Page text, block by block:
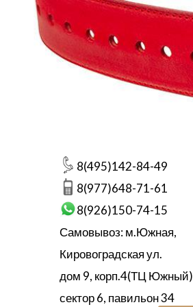
8(495)142-84-49
8(977)648-71-61
8(926)150-74-15
Самовывоз: м.Южная,
Кировоградская ул.
дом 9, корп.4(ТЦ Южный)
сектор 6, павильон 34